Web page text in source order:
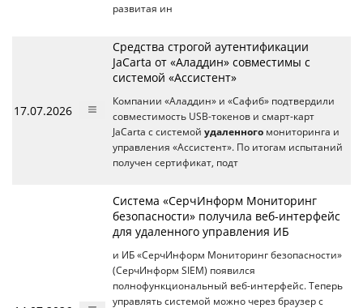
развитая ин
17.07.2026
Средства строгой аутентификации
JaCarta от «Аладдин» совместимы с
системой «Ассистент»
Компании «Аладдин» и «Сафиб» подтвердили
совместимость USB-токенов и смарт-карт
JaCarta с системой удаленного мониторинга и
управления «Ассистент». По итогам испытаний
получен сертификат, подт
Система «СерчИнформ Мониторинг
безопасности» получила веб-интерфейс
для удаленного управления ИБ
и ИБ «СерчИнформ Мониторинг безопасности»
(СерчИнформ SIEM) появился
полнофункциональный веб-интерфейс. Теперь
управлять системой можно через браузер с